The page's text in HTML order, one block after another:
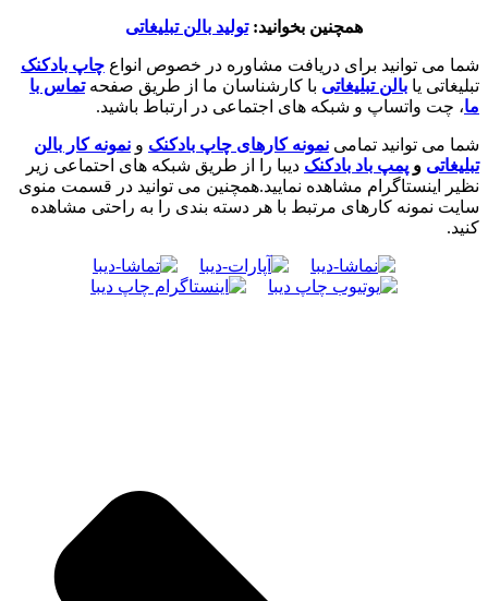
همچنین بخوانید:تولید بالن تبلیغاتی
شما می توانید برای دریافت مشاوره در خصوص انواع چاپ بادکنک
تبلیغاتی یا بالن تبلیغاتی با کارشناسان ما از طریق صفحهتماس با
ما، چت واتساپ و شبکه های اجتماعی در ارتباط باشید.
شما می توانید تمامی نمونه کارهای چاپ بادکنک و نمونه کار بالن
تبلیغاتی و پمپ باد بادکنک دیبا را از طریق شبکه های احتماعی زیر
نظیر اینستاگرام مشاهده نمایید.همچنین می توانید در قسمت منوی
سایت نمونه کارهای مرتبط با هر دسته بندی را به راحتی مشاهده
کنید.